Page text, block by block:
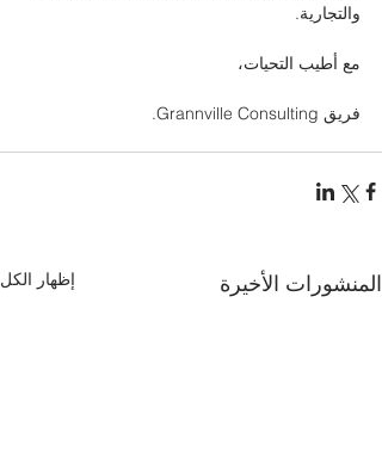
والتجارية.
مع أطيب التحيات،
فريق Grannville Consulting.
المنشورات الأخيرة إظهار الكل